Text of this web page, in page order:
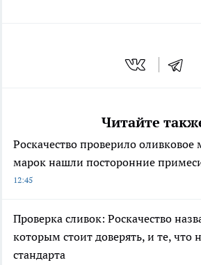
Читайте
Роскачество проверило
марок нашли посторонние
12:45
Проверка сливок: Роскачество
которым стоит доверять, и те, что
стандарта